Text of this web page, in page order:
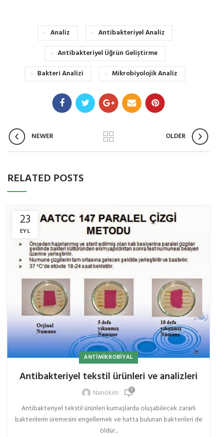
Analiz
Antibakteriyel Analiz
Antibakteriyel Üğrün Geliştirme
Bakteri Analizi
Mikrobiyolojik Analiz
NEWER OLDER
RELATED POSTS
23
EYL
ANTIMIKROBIYAL
Antibakteriyel tekstil ürünleri ve analizleri
Nanokim 0
Antibakteriyel tekstil ürünleri kumaşlarda oluşabilecek zararlı
bakterilerin üremesini engellemek ve hatta bulunan bakterileri de
öldür...